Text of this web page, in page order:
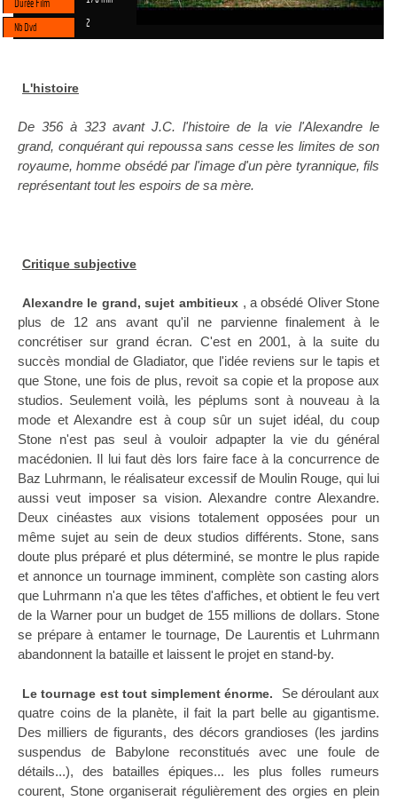
Durée Film
Nb Dvd 2
L'histoire
De 356 à 323 avant J.C. l'histoire de la vie l'Alexandre le
grand, conquérant qui repoussa sans cesse les limites de son
royaume, homme obsédé par l'image d'un père tyrannique, fils
représentant tout les espoirs de sa mère.
Critique subjective
Alexandre le grand, sujet ambitieux , a obsédé Oliver Stone
plus de 12 ans avant qu'il ne parvienne finalement à le
concrétiser sur grand écran. C'est en 2001, à la suite du
succès mondial de Gladiator, que l'idée reviens sur le tapis et
que Stone, une fois de plus, revoit sa copie et la propose aux
studios. Seulement voilà, les péplums sont à nouveau à la
mode et Alexandre est à coup sûr un sujet idéal, du coup
Stone n'est pas seul à vouloir adpapter la vie du général
macédonien. Il lui faut dès lors faire face à la concurrence de
Baz Luhrmann, le réalisateur excessif de Moulin Rouge, qui lui
aussi veut imposer sa vision. Alexandre contre Alexandre.
Deux cinéastes aux visions totalement opposées pour un
même sujet au sein de deux studios différents. Stone, sans
doute plus préparé et plus déterminé, se montre le plus rapide
et annonce un tournage imminent, complète son casting alors
que Luhrmann n'a que les têtes d'affiches, et obtient le feu vert
de la Warner pour un budget de 155 millions de dollars. Stone
se prépare à entamer le tournage, De Laurentis et Luhrmann
abandonnent la bataille et laissent le projet en stand-by.
Le tournage est tout simplement énorme.
Se déroulant aux
quatre coins de la planète, il fait la part belle au gigantisme.
Des milliers de figurants, des décors grandioses (les jardins
suspendus de Babylone reconstitués avec une foule de
détails...), des batailles épiques... les plus folles rumeurs
courent, Stone organiserait régulièrement des orgies en plein